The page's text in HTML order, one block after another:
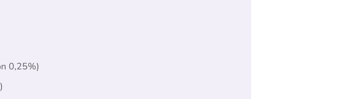
0,25%)